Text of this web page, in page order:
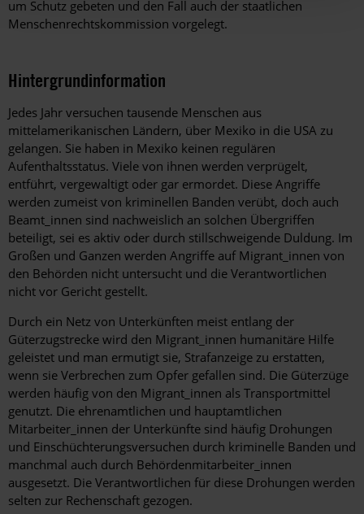
um Schutz gebeten und den Fall auch der staatlichen
Menschenrechtskommission vorgelegt.
Hintergrundinformation
Hintergrund
Jedes Jahr versuchen tausende Menschen aus
mittelamerikanischen Ländern, über Mexiko in die USA zu
gelangen. Sie haben in Mexiko keinen regulären
Aufenthaltsstatus. Viele von ihnen werden verprügelt,
entführt, vergewaltigt oder gar ermordet. Diese Angriffe
werden zumeist von kriminellen Banden verübt, doch auch
Beamt_innen sind nachweislich an solchen Übergriffen
beteiligt, sei es aktiv oder durch stillschweigende Duldung. Im
Großen und Ganzen werden Angriffe auf Migrant_innen von
den Behörden nicht untersucht und die Verantwortlichen
nicht vor Gericht gestellt.
Durch ein Netz von Unterkünften meist entlang der
Güterzugstrecke wird den Migrant_innen humanitäre Hilfe
geleistet und man ermutigt sie, Strafanzeige zu erstatten,
wenn sie Verbrechen zum Opfer gefallen sind. Die Güterzüge
werden häufig von den Migrant_innen als Transportmittel
genutzt. Die ehrenamtlichen und hauptamtlichen
Mitarbeiter_innen der Unterkünfte sind häufig Drohungen
und Einschüchterungsversuchen durch kriminelle Banden und
manchmal auch durch Behördenmitarbeiter_innen
ausgesetzt. Die Verantwortlichen für diese Drohungen werden
selten zur Rechenschaft gezogen.